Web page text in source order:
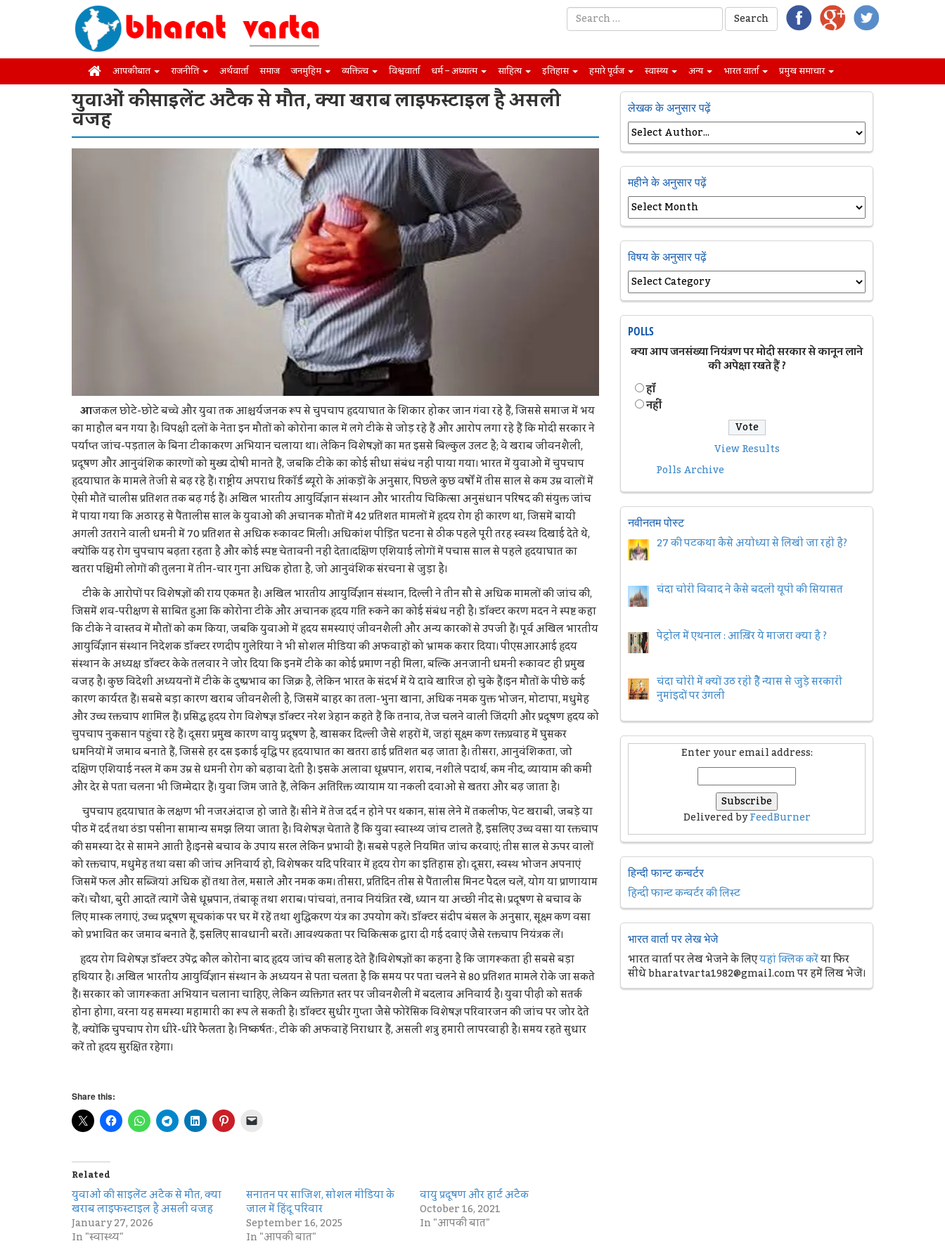
आपकी बात राजनीति अर्थवार्ता समाज जनमुहिम व्यक्तित्व विश्ववार्ता धर्म – अध्यात्म साहित्य इतिहास हमारे पूर्वज स्वास्थ्य अन्य भारत वार्ता प्रमुख समाचार
युवाओं की साइलेंट अटैक से मौत, क्या खराब लाइफस्टाइल है असली
वजह
आजकल छोटे-छोटे बच्चे और युवा तक आश्चर्यजनक रूप से चुपचाप हृदयाघात के शिकार होकर जान गंवा रहे हैं, जिससे समाज में भय
का माहौल बन गया है। विपक्षी दलों के नेता इन मौतों को कोरोना काल में लगे टीके से जोड़ रहे हैं और आरोप लगा रहे हैं कि मोदी सरकार ने
पर्याप्त जांच-पड़ताल के बिना टीकाकरण अभियान चलाया था। लेकिन विशेषज्ञों का मत इससे बिल्कुल उलट है; वे खराब जीवनशैली,
प्रदूषण और आनुवंशिक कारणों को मुख्य दोषी मानते हैं, जबकि टीके का कोई सीधा संबंध नहीं पाया गया। भारत में युवाओं में चुपचाप
हृदयाघात के मामले तेजी से बढ़ रहे हैं। राष्ट्रीय अपराध रिकॉर्ड ब्यूरो के आंकड़ों के अनुसार, पिछले कुछ वर्षों में तीस साल से कम उम्र वालों में
ऐसी मौतें चालीस प्रतिशत तक बढ़ गई हैं। अखिल भारतीय आयुर्विज्ञान संस्थान और भारतीय चिकित्सा अनुसंधान परिषद की संयुक्त जांच
में पाया गया कि अठारह से पैंतालीस साल के युवाओं की अचानक मौतों में 42 प्रतिशत मामलों में हृदय रोग ही कारण था, जिसमें बायीं
अगली उतराने वाली धमनी में 70 प्रतिशत से अधिक रुकावट मिली। अधिकांश पीड़ित घटना से ठीक पहले पूरी तरह स्वस्थ दिखाई देते थे,
क्योंकि यह रोग चुपचाप बढ़ता रहता है और कोई स्पष्ट चेतावनी नहीं देता।दक्षिण एशियाई लोगों में पचास साल से पहले हृदयाघात का
खतरा पश्चिमी लोगों की तुलना में तीन-चार गुना अधिक होता है, जो आनुवंशिक संरचना से जुड़ा है।
टीके के आरोपों पर विशेषज्ञों की राय एकमत है। अखिल भारतीय आयुर्विज्ञान संस्थान, दिल्ली ने तीन सौ से अधिक मामलों की जांच की,
जिसमें शव-परीक्षण से साबित हुआ कि कोरोना टीके और अचानक हृदय गति रुकने का कोई संबंध नहीं है। डॉक्टर करण मदन ने स्पष्ट कहा
कि टीके ने वास्तव में मौतों को कम किया, जबकि युवाओं में हृदय समस्याएं जीवनशैली और अन्य कारकों से उपजी हैं। पूर्व अखिल भारतीय
आयुर्विज्ञान संस्थान निदेशक डॉक्टर रणदीप गुलेरिया ने भी सोशल मीडिया की अफवाहों को भ्रामक करार दिया। पीएसआरआई हृदय
संस्थान के अध्यक्ष डॉक्टर केके तलवार ने जोर दिया कि इनमें टीके का कोई प्रमाण नहीं मिला, बल्कि अनजानी धमनी रुकावट ही प्रमुख
वजह है। कुछ विदेशी अध्ययनों में टीके के दुष्प्रभाव का जिक्र है, लेकिन भारत के संदर्भ में ये दावे खारिज हो चुके हैं।इन मौतों के पीछे कई
कारण कार्यरत हैं। सबसे बड़ा कारण खराब जीवनशैली है, जिसमें बाहर का तला-भुना खाना, अधिक नमक युक्त भोजन, मोटापा, मधुमेह
और उच्च रक्तचाप शामिल हैं। प्रसिद्ध हृदय रोग विशेषज्ञ डॉक्टर नरेश त्रेहान कहते हैं कि तनाव, तेज चलने वाली जिंदगी और प्रदूषण हृदय को
चुपचाप नुकसान पहुंचा रहे हैं। दूसरा प्रमुख कारण वायु प्रदूषण है, खासकर दिल्ली जैसे शहरों में, जहां सूक्ष्म कण रक्तप्रवाह में घुसकर
धमनियों में जमाव बनाते हैं, जिससे हर दस इकाई वृद्धि पर हृदयाघात का खतरा ढाई प्रतिशत बढ़ जाता है। तीसरा, आनुवंशिकता, जो
दक्षिण एशियाई नस्ल में कम उम्र से धमनी रोग को बढ़ावा देती है। इसके अलावा धूम्रपान, शराब, नशीले पदार्थ, कम नींद, व्यायाम की कमी
और देर से पता चलना भी जिम्मेदार हैं। युवा जिम जाते हैं, लेकिन अतिरिक्त व्यायाम या नकली दवाओं से खतरा और बढ़ जाता है।
चुपचाप हृदयाघात के लक्षण भी नजरअंदाज हो जाते हैं। सीने में तेज दर्द न होने पर थकान, सांस लेने में तकलीफ, पेट खराबी, जबड़े या
पीठ में दर्द तथा ठंडा पसीना सामान्य समझ लिया जाता है। विशेषज्ञ चेताते हैं कि युवा स्वास्थ्य जांच टालते हैं, इसलिए उच्च वसा या रक्तचाप
की समस्या देर से सामने आती है।इनसे बचाव के उपाय सरल लेकिन प्रभावी हैं। सबसे पहले नियमित जांच करवाएं; तीस साल से ऊपर वालों
को रक्तचाप, मधुमेह तथा वसा की जांच अनिवार्य हो, विशेषकर यदि परिवार में हृदय रोग का इतिहास हो। दूसरा, स्वस्थ भोजन अपनाएं
जिसमें फल और सब्जियां अधिक हों तथा तेल, मसाले और नमक कम। तीसरा, प्रतिदिन तीस से पैंतालीस मिनट पैदल चलें, योग या प्राणायाम
करें। चौथा, बुरी आदतें त्यागें जैसे धूम्रपान, तंबाकू तथा शराब। पांचवां, तनाव नियंत्रित रखें, ध्यान या अच्छी नींद से। प्रदूषण से बचाव के
लिए मास्क लगाएं, उच्च प्रदूषण सूचकांक पर घर में रहें तथा शुद्धिकरण यंत्र का उपयोग करें। डॉक्टर संदीप बंसल के अनुसार, सूक्ष्म कण वसा
को प्रभावित कर जमाव बनाते हैं, इसलिए सावधानी बरतें। आवश्यकता पर चिकित्सक द्वारा दी गई दवाएं जैसे रक्तचाप नियंत्रक लें।
हृदय रोग विशेषज्ञ डॉक्टर उपेंद्र कौल कोरोना बाद हृदय जांच की सलाह देते हैं।विशेषज्ञों का कहना है कि जागरूकता ही सबसे बड़ा
हथियार है। अखिल भारतीय आयुर्विज्ञान संस्थान के अध्ययन से पता चलता है कि समय पर पता चलने से 80 प्रतिशत मामले रोके जा सकते
हैं। सरकार को जागरूकता अभियान चलाना चाहिए, लेकिन व्यक्तिगत स्तर पर जीवनशैली में बदलाव अनिवार्य है। युवा पीढ़ी को सतर्क
होना होगा, वरना यह समस्या महामारी का रूप ले सकती है। डॉक्टर सुधीर गुप्ता जैसे फोरेंसिक विशेषज्ञ परिवारजन की जांच पर जोर देते
हैं, क्योंकि चुपचाप रोग धीरे-धीरे फैलता है। निष्कर्षतः, टीके की अफवाहें निराधार हैं, असली शत्रु हमारी लापरवाही है। समय रहते सुधार
करें तो हृदय सुरक्षित रहेगा।
Share this:
Related
युवाओं की साइलेंट अटैक से मौत, क्या
खराब लाइफस्टाइल है असली वजह
January 27, 2026
In "स्वास्थ्य"
सनातन पर साजिश, सोशल मीडिया के
जाल में हिंदू परिवार
September 16, 2025
In "आपकी बात"
वायु प्रदूषण और हार्ट अटैक
October 16, 2021
In "आपकी बात"
लेखक के अनुसार पढ़ें
महीने के अनुसार पढ़ें
विषय के अनुसार पढ़ें
POLLS
क्या आप जनसंख्या नियंत्रण पर मोदी सरकार से कानून लाने
की अपेक्षा रखते हैं ?
हॉं
नहीं
View Results
Polls Archive
नवीनतम पोस्ट
27 की पटकथा कैसे अयोध्या से लिखी जा रही है?
चंदा चोरी विवाद ने कैसे बदली यूपी की सियासत
पेट्रोल में एथनाल : आख़िर ये माजरा क्या है ?
चंदा चोरी में क्यों उठ रही हैैं न्यास से जुड़े सरकारी
नुमांइदों पर उंगली
Enter your email address:
Delivered byFeedBurner
हिन्दी फान्ट कन्वर्टर
हिन्दी फान्ट कन्वर्टर की लिस्ट
भारत वार्ता पर लेख भेजे
भारत वार्ता पर लेख भेजने के लिएयहां क्लिक करेंया फिर
सीधे bharatvarta1982@gmail.com पर हमें लिख भेजें।